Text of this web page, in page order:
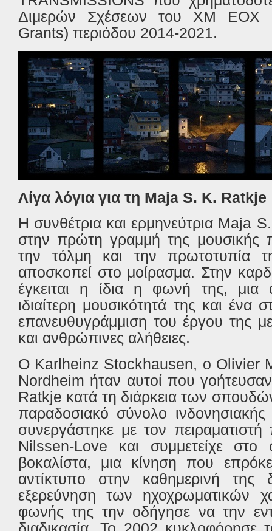
Διμερών Σχέσεων του ΧΜ ΕΟΧ
Grants) περιόδου 2014-2021.
Λίγα λόγια για τη Maja S. K. Ratkje
Η συνθέτρια και ερμηνεύτρια Maja
στην πρώτη γραμμή της μουσικής
την τόλμη και την πρωτοτυπία
αποσκοπεί στο μοίρασμα. Στην
έγκειται η ίδια η φωνή της, μια
ιδιαίτερη μουσικότητά της και ένα
επανευθυγράμμιση του έργου της
και ανθρώπινες αλήθειες.
Ο Karlheinz Stockhausen, ο Olivier
Nordheim ήταν αυτοί που
Ratkje κατά τη διάρκεια των
παραδοσιακό σύνολο
συνεργάστηκε με τον πειραματιστή
Nilssen-Love και συμμετείχε
βοκαλίστα, μια κίνηση που
αντίκτυπο στην καθημερινή της
εξερεύνηση των ηχοχρωματικών
φωνής της την οδήγησε να την